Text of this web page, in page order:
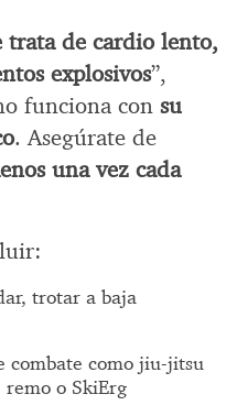
trata de cardio lento,
explosivos”,
funciona con su
. Asegúrate de
una vez cada
trotar a baja
combate como jiu-jitsu
o SkiErg